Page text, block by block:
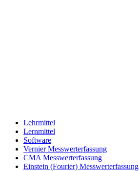
Lehrmittel
Lernmittel
Software
Vernier Messwerterfassung
CMA Messwerterfassung
Einstein (Fourier) Messwerterfassung